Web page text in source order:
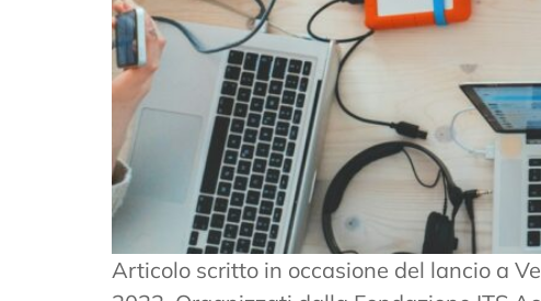
Articolo scritto in occasione del lancio a